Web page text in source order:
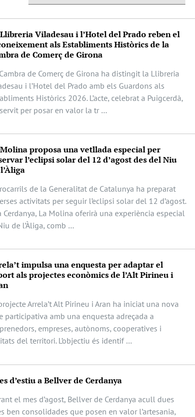
Viladesau i l’Hotel del Prado reben el
als Establiments Històrics de la
de Comerç de Girona
de Comerç de Girona ha distingit la Llibreria
i l’Hotel del Prado amb els Guardons als
Històrics 2026. L’acte, celebrat a Puigcerdà,
per posar en valor la tr …
proposa una vetllada especial per
l’eclipsi solar del 12 d’agost des del Niu
de la Generalitat de Catalunya ha preparat
activitats per seguir l’eclipsi solar del 12 d’agost.
Cerdanya, La Molina oferirà una experiència especial
de l’Àliga, comb …
impulsa una enquesta per adaptar el
als projectes econòmics de l’Alt Pirineu i
Arrela’t Alt Pirineu i Aran ha iniciat una nova
participativa amb una enquesta adreçada a
empreses, autònoms, cooperatives i
del territori. L’objectiu és identif …
d’estiu a Bellver de Cerdanya
el mes d’agost, Bellver de Cerdanya acull dues
ben consolidades que posen en valor l’artesania,